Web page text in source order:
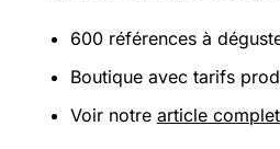
600 références à
Boutique avec tarifs
Voir notre article complet